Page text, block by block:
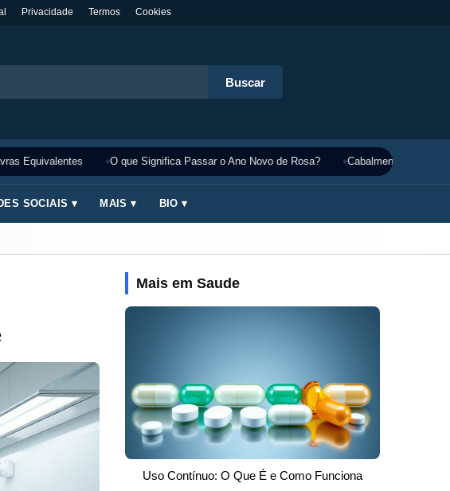
Privacidade Termos Cookies
Buscar
Equivalentes O que Significa Passar o Ano Novo de Rosa? Cabalmente
SOCIAIS ▾ MAIS ▾ BIO ▾
Mais em Saude
Uso Contínuo: O Que É e Como Funciona